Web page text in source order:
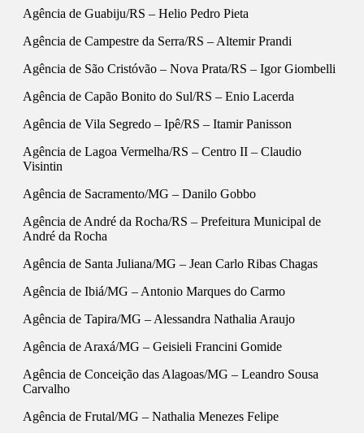
Agência de Guabiju/RS – Helio Pedro Pieta
Agência de Campestre da Serra/RS – Altemir Prandi
Agência de São Cristóvão – Nova Prata/RS – Igor Giombelli
Agência de Capão Bonito do Sul/RS – Enio Lacerda
Agência de Vila Segredo – Ipê/RS – Itamir Panisson
Agência de Lagoa Vermelha/RS – Centro II – Claudio
Visintin
Agência de Sacramento/MG – Danilo Gobbo
Agência de André da Rocha/RS – Prefeitura Municipal de
André da Rocha
Agência de Santa Juliana/MG – Jean Carlo Ribas Chagas
Agência de Ibiá/MG – Antonio Marques do Carmo
Agência de Tapira/MG – Alessandra Nathalia Araujo
Agência de Araxá/MG – Geisieli Francini Gomide
Agência de Conceição das Alagoas/MG – Leandro Sousa
Carvalho
Agência de Frutal/MG – Nathalia Menezes Felipe